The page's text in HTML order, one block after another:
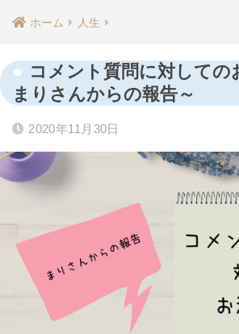
ホーム 人生
コメント質問に対しての
まりさんからの報告～
2020年11月30日